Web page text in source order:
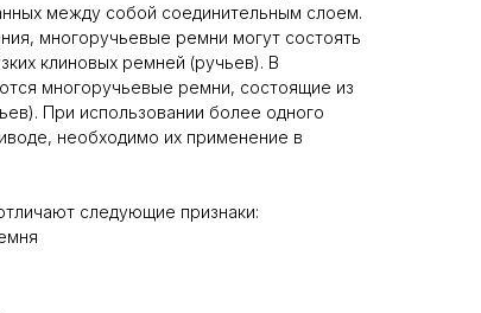
между собой соединительным слоем.
многоручьевые ремни могут состоять
клиновых ремней (ручьев). В
многоручьевые ремни, состоящие из
При использовании более одного
необходимо их применение в
следующие признаки: